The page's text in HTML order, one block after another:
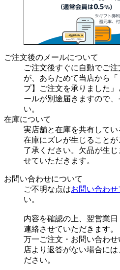
ご注文後のメールについて
ご注文後すぐに自動でご
が、あらためて当店から
プ】ご注文を承りました
ールが別途届きますので
い。
在庫について
実店舗と在庫を共有して
在庫にズレが生じること
了承ください。欠品が生
せていただきます。
お問い合わせについて
ご不明な点はお問い合わせ
い。
内容を確認の上、翌営業
連絡させていただきます。
万一ご注文・お問い合わ
店より返答がない場合に
ださい。